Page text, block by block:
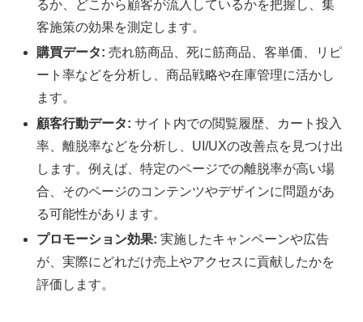
るか、どこから顧客が流入しているかを把握し、集
客施策の効果を測定します。
購買データ: 売れ筋商品、死に筋商品、客単価、リピ
ート率などを分析し、商品戦略や在庫管理に活かし
ます。
顧客行動データ: サイト内での閲覧履歴、カート投入
率、離脱率などを分析し、UI/UXの改善点を見つけ出
します。例えば、特定のページでの離脱率が高い場
合、そのページのコンテンツやデザインに問題があ
る可能性があります。
プロモーション効果: 実施したキャンペーンや広告
が、実際にどれだけ売上やアクセスに貢献したかを
評価します。